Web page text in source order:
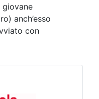
giovane
anch’esso
con